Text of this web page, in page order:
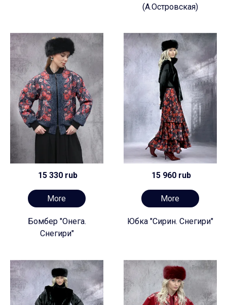
(А.Островская)
15 330 rub
More
Бомбер "Онега.
Снегири"
15 960 rub
More
Юбка "Сирин. Снегири"